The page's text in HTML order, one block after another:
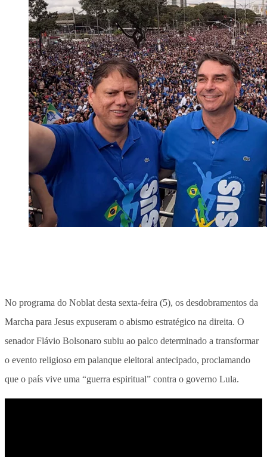
No programa do Noblat desta sexta-feira (5), os desdobramentos da
Marcha para Jesus expuseram o abismo estratégico na direita. O
senador Flávio Bolsonaro subiu ao palco determinado a transformar
o evento religioso em palanque eleitoral antecipado, proclamando
que o país vive uma “guerra espiritual” contra o governo Lula.